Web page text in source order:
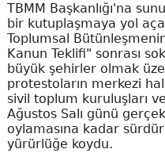
TBMM Başkanlığı'na
bir kutuplaşmaya yol
Toplumsal
Kanun Teklifi" sonrası
büyük şehirler olmak
protestoların merkezi
sivil toplum kuruluşları
Ağustos Salı günü
oylamasına kadar
yürürlüğe koydu.